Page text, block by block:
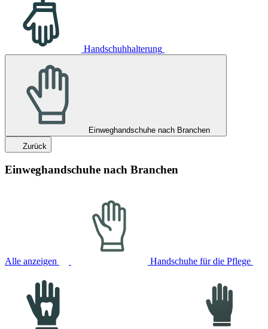
Handschuhhalterung
Einweghandschuhe nach Branchen
Zurück
Einweghandschuhe nach Branchen
Alle anzeigen Handschuhe für die Pflege